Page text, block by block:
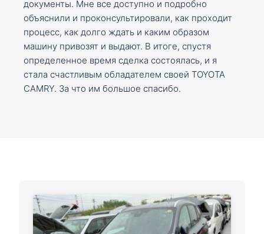
документы. Мне все доступно и подробно
объяснили и проконсультировали, как проходит
процесс, как долго ждать и каким образом
машину привозят и выдают. В итоге, спустя
определенное время сделка состоялась, и я
стала счастливым обладателем своей TOYOTA
CAMRY. За что им большое спасибо.